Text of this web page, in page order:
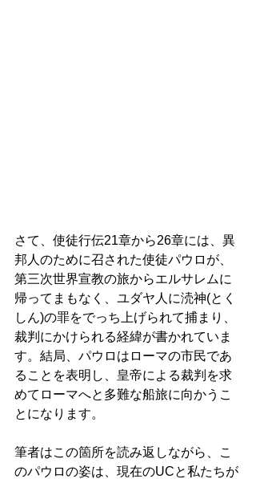
さて、使徒行伝21章から26章には、異
邦人のために召された使徒パウロが、
第三次世界宣教の旅からエルサレムに
帰ってまもなく、ユダヤ人に涜神(とく
しん)の罪をでっち上げられて捕まり、
裁判にかけられる経緯が書かれていま
す。結局、パウロはローマの市民であ
ることを表明し、皇帝による裁判を求
めてローマへと多難な船旅に向かうこ
とになります。
筆者はこの箇所を読み返しながら、こ
のパウロの姿は、現在のUCと私たちが